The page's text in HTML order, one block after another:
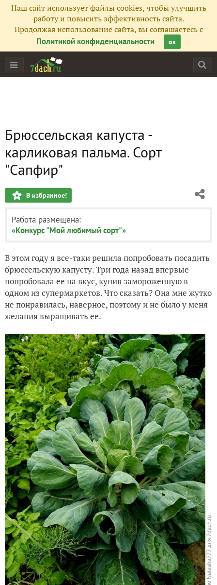
Наш сайт использует файлы cookies, чтобы улучшить
работу и повысить эффективность сайта.
Продолжая использование сайта, вы соглашаетесь с
Политикой конфиденциальности
ок
Брюссельская капуста -
карликовая пальма. Сорт
"Сапфир"
В избранное!
Работа размещена:
«Конкурс "Мой любимый сорт"»
В этом году я все-таки решила попробовать посадить
брюссельскую капусту. Три года назад впервые
попробовала ее на вкус, купив замороженную в
одном из супермаркетов. Что сказать? Она мне жутко
не понравилась, наверное, поэтому и не было у меня
желания выращивать ее.